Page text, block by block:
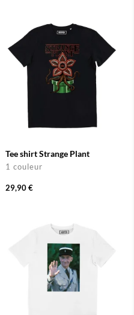
Tee shirt Strange Plant
1 couleur
29,90 €